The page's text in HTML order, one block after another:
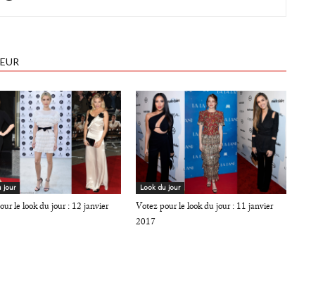
jour
le look du jour : 12 janvier
Look du jour
Votez pour le look du jour : 11 janvier
2017